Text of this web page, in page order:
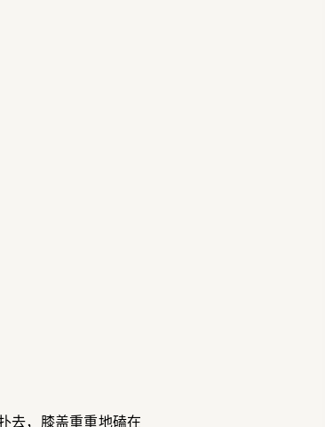
去，膝盖重重地磕在